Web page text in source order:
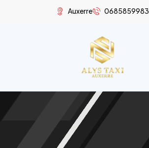
Auxerre 0685859983